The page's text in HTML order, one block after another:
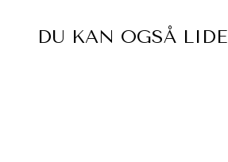
DU KAN OGSÅ LIDE